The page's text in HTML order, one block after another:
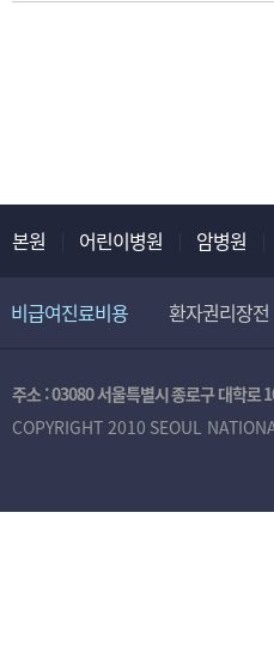
본원 어린이병원 암병원
비급여진료비용 환자권리장전
주소 : 03080 서울특별시 종로구 대학로
COPYRIGHT 2010 SEOUL